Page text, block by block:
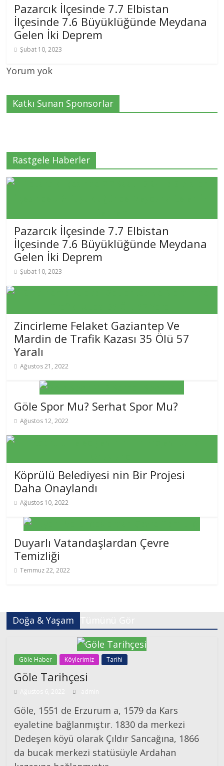
Pazarcık İlçesinde 7.7 Elbistan
İlçesinde 7.6 Büyüklüğünde Meydana
Gelen İki Deprem
Şubat 10, 2023
Yorum yok
Katkı Sunan Sponsorlar
Rastgele Haberler
Pazarcık İlçesinde 7.7 Elbistan
İlçesinde 7.6 Büyüklüğünde Meydana
Gelen İki Deprem
Şubat 10, 2023
Zincirleme Felaket Gaziantep Ve
Mardin de Trafik Kazası 35 Ölü 57
Yaralı
Ağustos 21, 2022
Göle Spor Mu? Serhat Spor Mu?
Ağustos 12, 2022
Köprülü Belediyesi nin Bir Projesi
Daha Onaylandı
Ağustos 10, 2022
Duyarlı Vatandaşlardan Çevre
Temizliği
Temmuz 22, 2022
Doğa & Yaşam
Göle Haber Köylerimiz Tarihi
Göle Tarihçesi
Göle, 1551 de Erzurum a, 1579 da Kars
eyaletine bağlanmıştır. 1830 da merkezi
Dedeşen köyü olarak Çıldır Sancağına, 1866
da bucak merkezi statüsüyle Ardahan